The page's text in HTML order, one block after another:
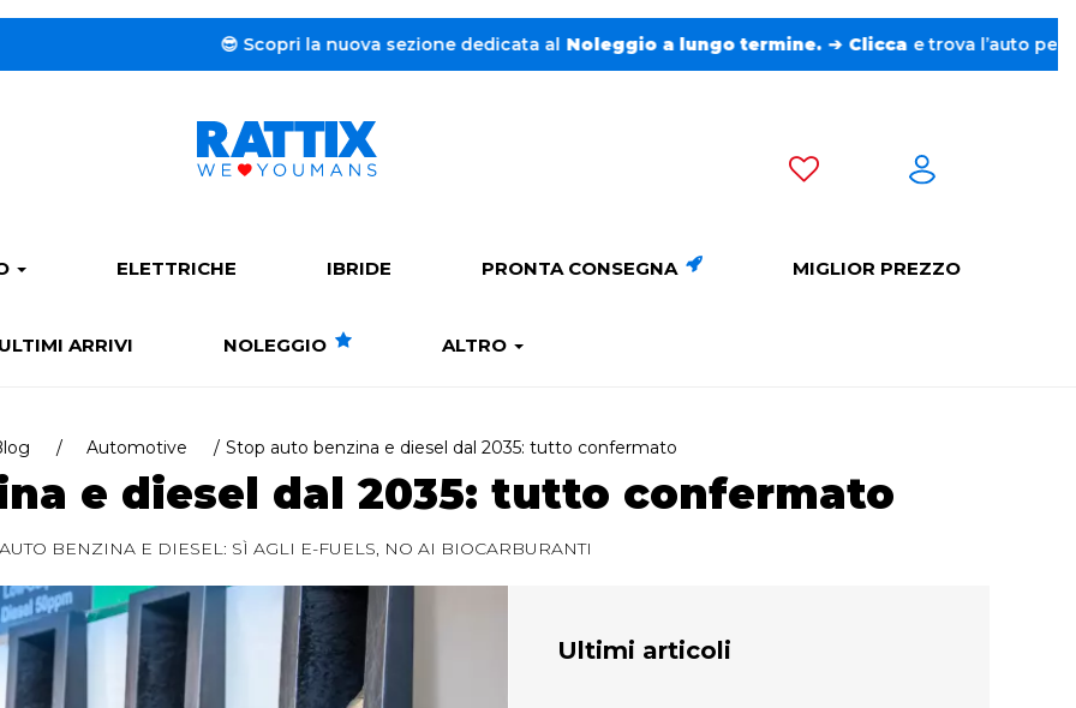
😎 Scopri la nuova sezione dedicata al Noleggio a lungo termine. ➔ Clicca e trova l’auto perfetta senza
ELETTRICHE IBRIDE PRONTA CONSEGNA MIGLIOR PREZZO
ARRIVI NOLEGGIO ALTRO
Automotive Stop auto benzina e diesel dal 2035: tutto confermato
e diesel dal 2035: tutto confermato
BENZINA E DIESEL: SÌ AGLI E-FUELS, NO AI BIOCARBURANTI
Ultimi articoli